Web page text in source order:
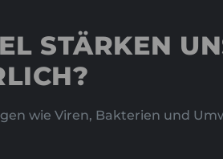
STÄRKEN
wie Viren, Bakterien und